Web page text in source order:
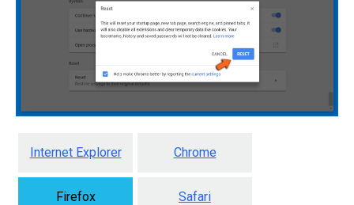
Internet Explorer Chrome
Firefox Safari